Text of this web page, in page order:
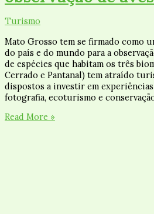
Turismo
Mato Grosso tem se firmado como
do país e do mundo para a
de espécies que habitam os três
Cerrado e Pantanal) tem atraído
dispostos a investir em
fotografia, ecoturismo e
Read More »